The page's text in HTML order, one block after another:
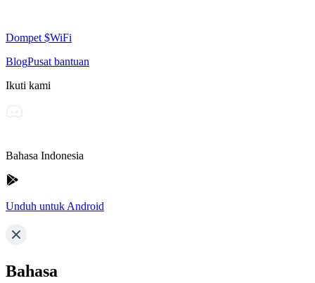
Dompet $WiFi
BlogPusat bantuan
Ikuti kami
Bahasa Indonesia
Unduh untuk Android
Bahasa